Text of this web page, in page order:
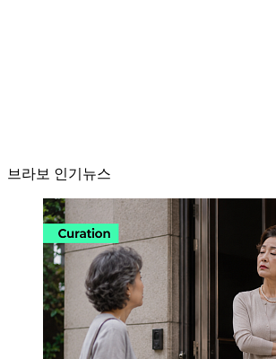
브라보 인기뉴스